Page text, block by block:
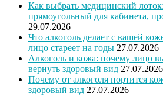
Как выбрать медицинский
прямоугольный для кабинета,
29.07.2026
Что алкоголь делает с вашей
лицо стареет на годы 27.07.2026
Алкоголь и кожа: почему лицо
вернуть здоровый вид 27.07.2026
Почему от алкоголя портится
здоровый вид 27.07.2026